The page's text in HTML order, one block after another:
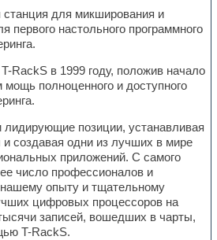
для микширования и
первого настольного программного
RackS в 1999 году, положив начало
мощь полноценного и доступного
позиции, устанавливая
создавая одни из лучших в мире
приложений. С самого
число профессионалов и
опыту и тщательному
цифровых процессоров на
записей, вошедших в чарты,
T-RackS.